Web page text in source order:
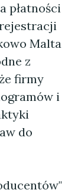
płatności
Malta
z
firmy
i
do